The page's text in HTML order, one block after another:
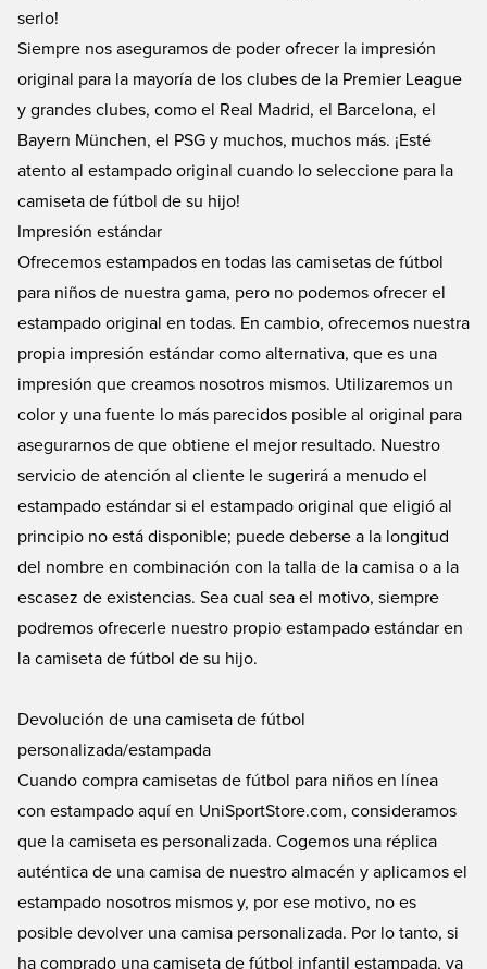
serlo!
Siempre nos aseguramos de poder ofrecer la impresión
original para la mayoría de los clubes de la Premier League
y grandes clubes, como el Real Madrid, el Barcelona, el
Bayern München, el PSG y muchos, muchos más. ¡Esté
atento al estampado original cuando lo seleccione para la
camiseta de fútbol de su hijo!
Impresión estándar
Ofrecemos estampados en todas las camisetas de fútbol
para niños de nuestra gama, pero no podemos ofrecer el
estampado original en todas. En cambio, ofrecemos nuestra
propia impresión estándar como alternativa, que es una
impresión que creamos nosotros mismos. Utilizaremos un
color y una fuente lo más parecidos posible al original para
asegurarnos de que obtiene el mejor resultado. Nuestro
servicio de atención al cliente le sugerirá a menudo el
estampado estándar si el estampado original que eligió al
principio no está disponible; puede deberse a la longitud
del nombre en combinación con la talla de la camisa o a la
escasez de existencias. Sea cual sea el motivo, siempre
podremos ofrecerle nuestro propio estampado estándar en
la camiseta de fútbol de su hijo.
Devolución de una camiseta de fútbol
personalizada/estampada
Cuando compra camisetas de fútbol para niños en línea
con estampado aquí en UniSportStore.com, consideramos
que la camiseta es personalizada. Cogemos una réplica
auténtica de una camisa de nuestro almacén y aplicamos el
estampado nosotros mismos y, por ese motivo, no es
posible devolver una camisa personalizada. Por lo tanto, si
ha comprado una camiseta de fútbol infantil estampada, ya